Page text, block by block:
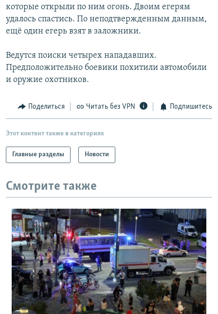
Все сайты РСЕ/РС
которые открыли по ним огонь. Двоим егерям
удалось спастись. По неподтвержденным данным,
ещё один егерь взят в заложники.
Ведутся поиски четырех нападавших.
Предположительно боевики похитили автомобили
и оружие охотников.
Поделиться Читать без VPN Подпишитесь
Этот контент также в категориях
Главные разделы Новости
Смотрите также